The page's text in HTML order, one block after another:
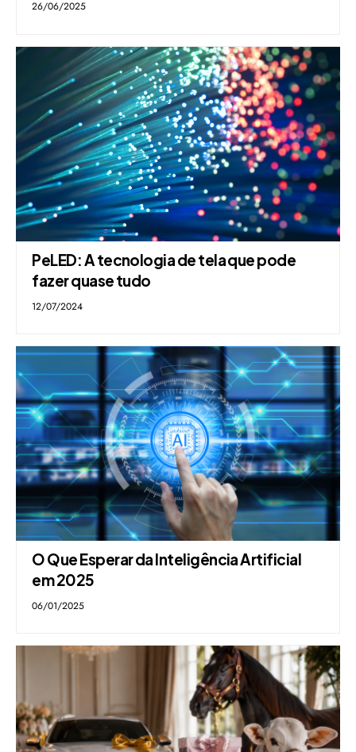
26/06/2025
PeLED: A tecnologia de tela que pode
fazer quase tudo
12/07/2024
O Que Esperar da Inteligência Artificial
em 2025
06/01/2025